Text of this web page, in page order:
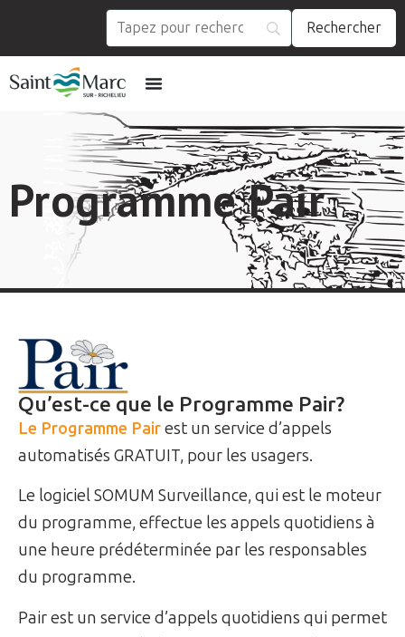
Programme Pair
Qu’est-ce que le Programme Pair?
Le Programme Pairest un service d’appels
automatisés GRATUIT, pour les usagers.
Le logiciel SOMUM Surveillance, qui est le moteur
du programme, effectue les appels quotidiens à
une heure prédéterminée par les responsables
du programme.
Pair est un service d’appels quotidiens qui permet